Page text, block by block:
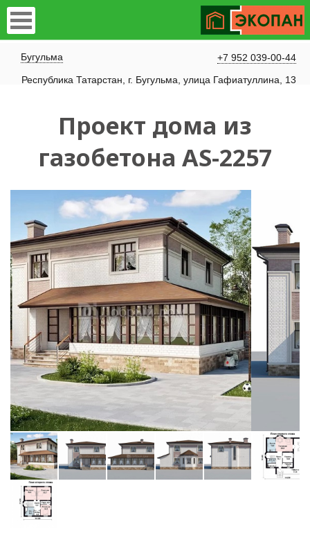
Бугульма
+7 952 039-00-44
Республика Татарстан, г. Бугульма, улица Гафиатуллина, 13
Проект дома из
газобетона AS-2257